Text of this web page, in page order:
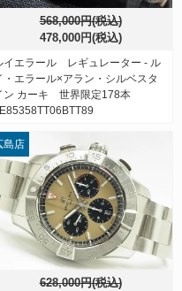
568,000円(税込)
478,000円(税込)
イエラール レギュレーター - ル
・エラール×アラン・シルベスタ
ン カーキ 世界限定178本
628,000円(税込)
島店